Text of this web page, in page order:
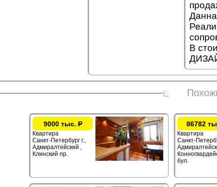
В
9000 тыс.Р
Квартира
Санкт-Петербург г.,
Адмиралтейский ,
Клинский пр.
86782
Квартира
Санкт-
бул.